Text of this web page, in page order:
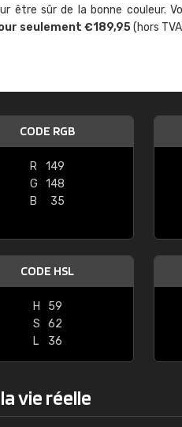
être sûr de la bonne couleur.
seulement €189,95(hors
CODE RGB
R
149
G
148
B
35
CODE HSL
H
59
S
62
L
36
vie réelle
"Le site ne
sont les
palettes de
comprend
bien passé